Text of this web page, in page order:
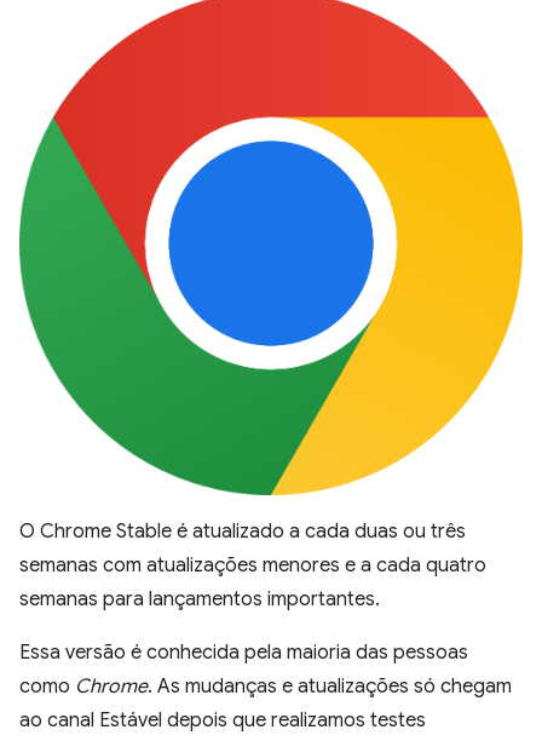
O Chrome Stable é atualizado a cada duas ou três
semanas com atualizações menores e a cada quatro
semanas para lançamentos importantes.
Essa versão é conhecida pela maioria das pessoas
como Chrome. As mudanças e atualizações só chegam
ao canal Estável depois que realizamos testes